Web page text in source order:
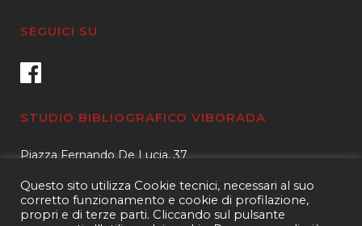
SEGUICI SU
STUDIO BIBLIOGRAFICO VIBORADA
Piazza Fernando De Lucia, 37
Tel.3400596959 – 3404632889
email.info@viborada.it
Questo sito utilizza Cookie tecnici, necessari al suo
corretto funzionamento e cookie di profilazione,
propri e di terze parti. Cliccando sul pulsante